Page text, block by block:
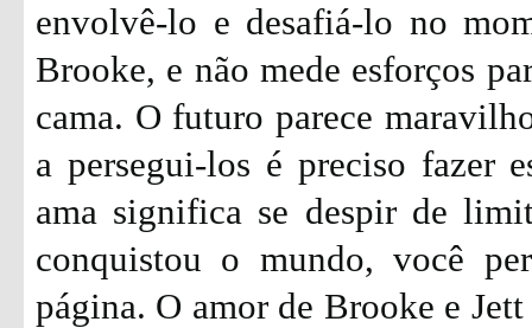
envolvê-lo e desafiá-lo no
Brooke, e não mede esforços
cama. O futuro parece
a persegui-los é preciso fazer
ama significa se despir de
conquistou o mundo, você
página. O amor de Brooke e